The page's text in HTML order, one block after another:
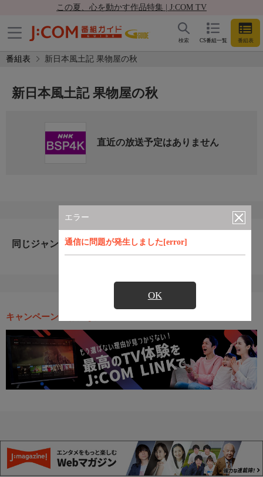
この夏、心を動かす作品特集 | J:COM TV
CS番組一覧 番組表
検索
番組表 新日本風土記 果物屋の秋
エラー
通信に問題が発生しました[error]
OK
新日本風土記 果物屋の秋
直近の放送予定はありません
同じジャンルのおすすめ番組
キャンペーン・お得な情報